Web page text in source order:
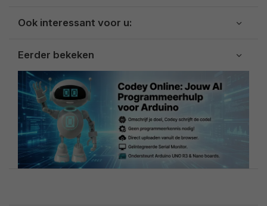
Ook interessant voor u:
Eerder bekeken